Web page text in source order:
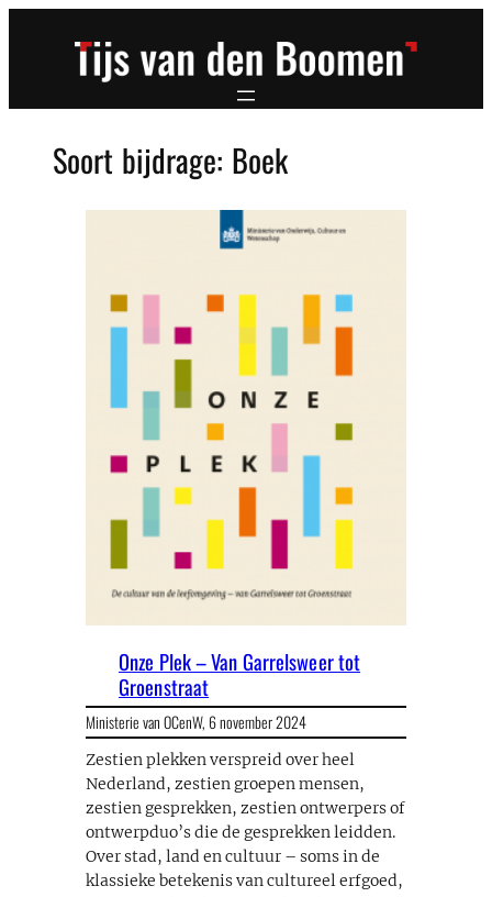
Soort bijdrage: Boek
Onze Plek – Van Garrelsweer tot
Groenstraat
Ministerie van OCenW, 6 november 2024
Zestien plekken verspreid over heel
Nederland, zestien groepen mensen,
zestien gesprekken, zestien ontwerpers of
ontwerpduo’s die de gesprekken leidden.
Over stad, land en cultuur – soms in de
klassieke betekenis van cultureel erfgoed,